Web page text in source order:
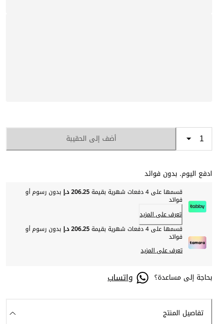
أضف إلى الحقيبة
ادفع اليوم. بدون فوائد
قسمها على 4 دفعات شهرية بقيمة 206.25 د.إ بدون رسوم أو
فوائد
تعرف على المزيد
قسمها على 4 دفعات شهرية بقيمة
206.25 د.إ بدون رسوم أو
فوائد
تعرف على المزيد
بحاجة إلى مساعدة؟ واتساب
تفاصيل المنتج